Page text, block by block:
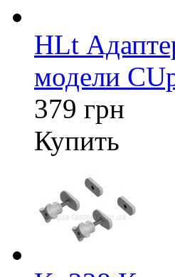
HLt
модели
379 грн
Купить